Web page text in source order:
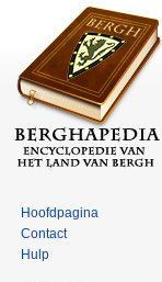
Hoofdpagina
Contact
Hulp